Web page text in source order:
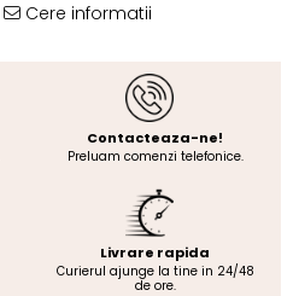
Cere informatii
Contacteaza-ne!
Preluam comenzi telefonice.
Livrare rapida
Curierul ajunge la tine in 24/48
de ore.